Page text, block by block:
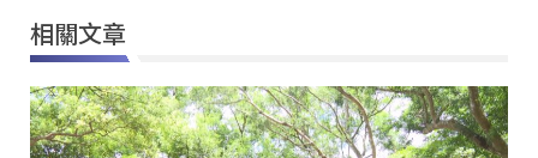
相關文章